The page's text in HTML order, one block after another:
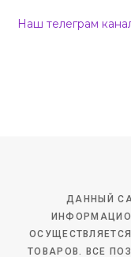
Наш телеграм
ДАННЫЙ
ТОВАРОВ. ВСЕ